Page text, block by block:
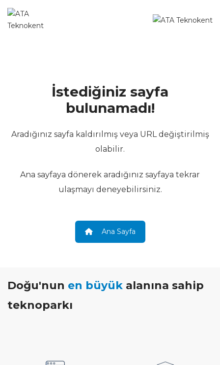
İstediğiniz sayfa
bulunamadı!
Aradığınız sayfa kaldırılmış veya URL değiştirilmiş
olabilir.
Ana sayfaya dönerek aradığınız sayfaya tekrar
ulaşmayı deneyebilirsiniz.
Ana Sayfa
Doğu'nun en büyük alanına sahip
teknoparkı